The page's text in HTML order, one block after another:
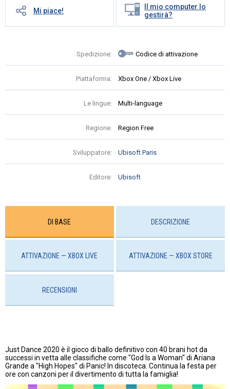
Mi piace!
Il mio computer lo
gestirà?
Spedizione: Codice di attivazione
Piattaforma: Xbox One / Xbox Live
Le lingue: Multi-language
Regione: Region Free
Sviluppatore: Ubisoft Paris
Editore: Ubisoft
DI BASE DESCRIZIONE
ATTIVAZIONE — XBOX LIVE ATTIVAZIONE — ХBOX STORE
RECENSIONI
Just Dance 2020 è il gioco di ballo definitivo con 40 brani hot da
successi in vetta alle classifiche come "God Is a Woman" di Ariana
Grande a "High Hopes" di Panic! In discoteca. Continua la festa per
ore con canzoni per il divertimento di tutta la famiglia!